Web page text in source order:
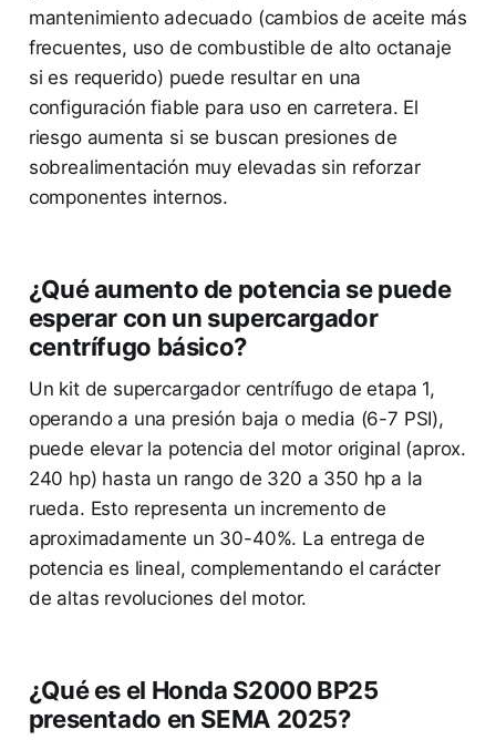
mantenimiento adecuado (cambios de aceite más
frecuentes, uso de combustible de alto octanaje
si es requerido) puede resultar en una
configuración fiable para uso en carretera. El
riesgo aumenta si se buscan presiones de
sobrealimentación muy elevadas sin reforzar
componentes internos.
¿Qué aumento de potencia se puede
esperar con un supercargador
centrífugo básico?
Un kit de supercargador centrífugo de etapa 1,
operando a una presión baja o media (6-7 PSI),
puede elevar la potencia del motor original (aprox.
240 hp) hasta un rango de 320 a 350 hp a la
rueda. Esto representa un incremento de
aproximadamente un 30-40%. La entrega de
potencia es lineal, complementando el carácter
de altas revoluciones del motor.
¿Qué es el Honda S2000 BP25
presentado en SEMA 2025?